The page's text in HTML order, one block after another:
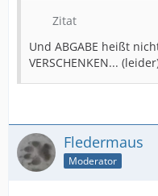
Zitat
Und ABGABE heißt
VERSCHENKEN...
Fledermaus
Moderator